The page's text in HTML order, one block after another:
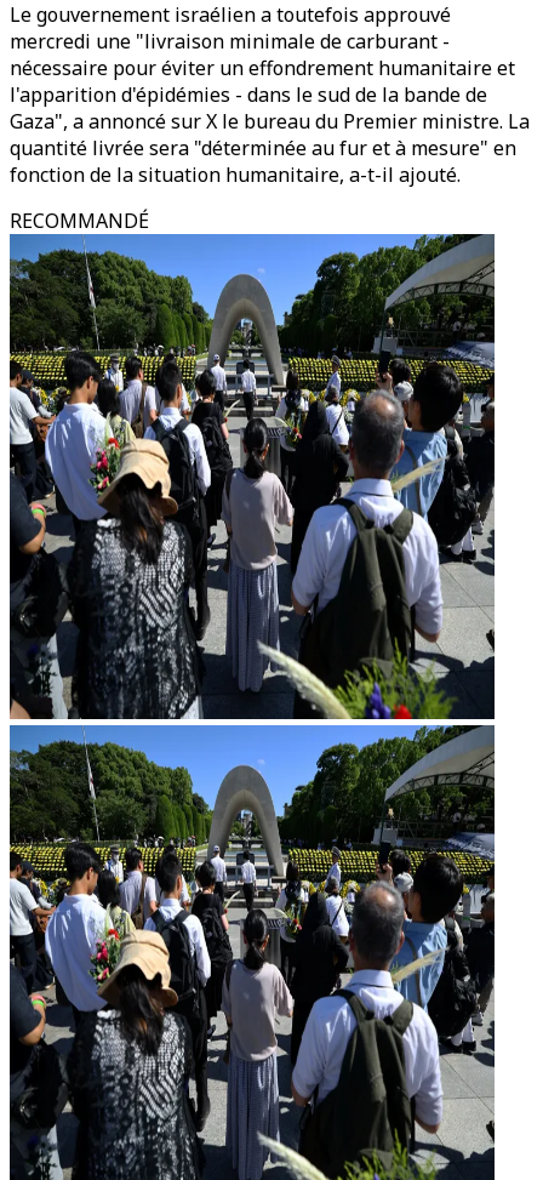
Le gouvernement israélien a toutefois approuvé
mercredi une "livraison minimale de carburant -
nécessaire pour éviter un effondrement humanitaire et
l'apparition d'épidémies - dans le sud de la bande de
Gaza", a annoncé sur X le bureau du Premier ministre. La
quantité livrée sera "déterminée au fur et à mesure" en
fonction de la situation humanitaire, a-t-il ajouté.
RECOMMANDÉ